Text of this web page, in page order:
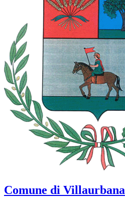
Comune di Villaurbana